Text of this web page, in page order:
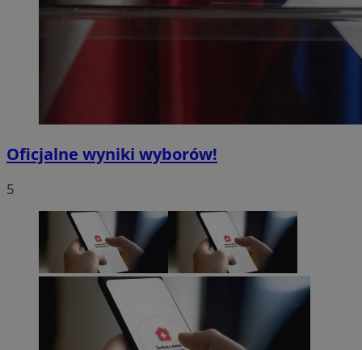
Oficjalne wyniki wyborów!
5